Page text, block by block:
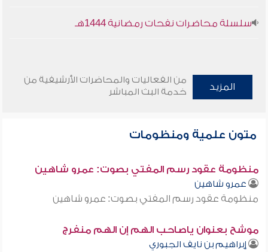
سلسلة محاضرات نفحات رمضانية 1444هـ
المزيد
من الفعاليات والمحاضرات الأرشيفية من
خدمة البث المباشر
متون علمية ومنظومات
منظومة عقود رسم المفتي بصوت: عمرو شاهين
عمرو شاهين
منظومة عقود رسم المفتي بصوت: عمرو شاهين
موشح بعنوان ياصاحب الهم إن الهم منفرج
إبراهيم بن نايف الجبوري